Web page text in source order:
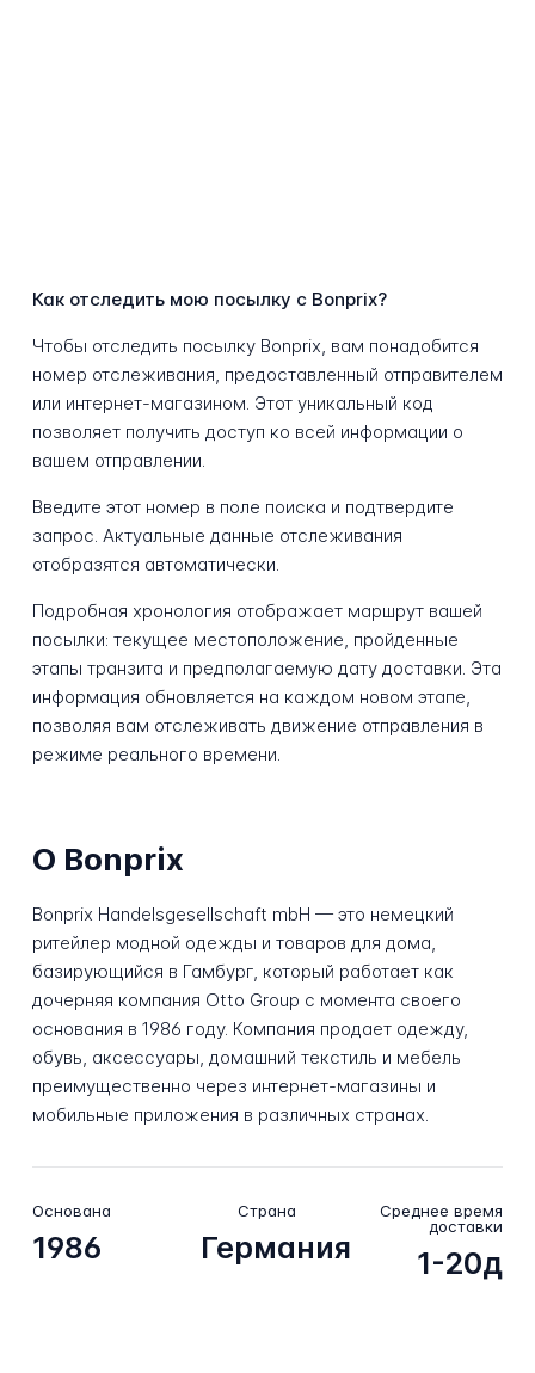
Как отследить мою посылку с Bonprix?
Чтобы отследить посылку Bonprix, вам понадобится
номер отслеживания, предоставленный отправителем
или интернет-магазином. Этот уникальный код
позволяет получить доступ ко всей информации о
вашем отправлении.
Введите этот номер в поле поиска и подтвердите
запрос. Актуальные данные отслеживания
отобразятся автоматически.
Подробная хронология отображает маршрут вашей
посылки: текущее местоположение, пройденные
этапы транзита и предполагаемую дату доставки. Эта
информация обновляется на каждом новом этапе,
позволяя вам отслеживать движение отправления в
режиме реального времени.
О Bonprix
Bonprix Handelsgesellschaft mbH — это немецкий
ритейлер модной одежды и товаров для дома,
базирующийся в Гамбург, который работает как
дочерняя компания Otto Group с момента своего
основания в 1986 году. Компания продает одежду,
обувь, аксессуары, домашний текстиль и мебель
преимущественно через интернет-магазины и
мобильные приложения в различных странах.
Основана
1986
Страна
Германия
Среднее время
доставки
1-20д